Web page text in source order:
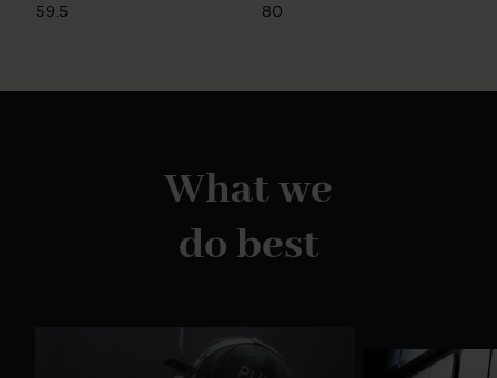
59.5 80
What we
do best